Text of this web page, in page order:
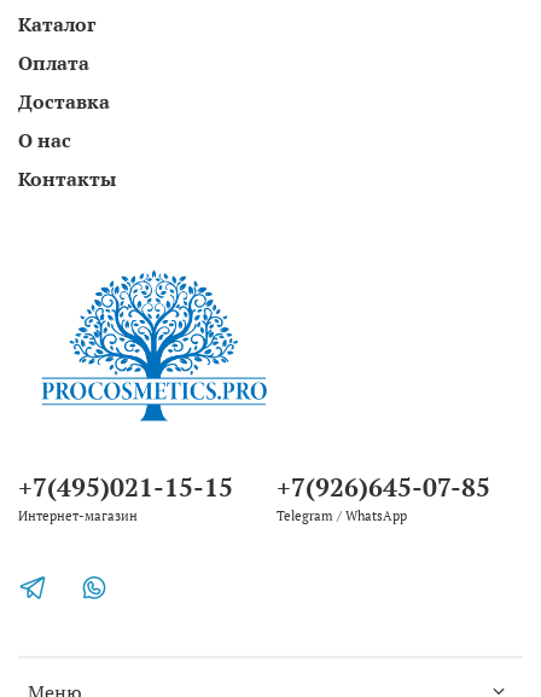
Каталог
Оплата
Доставка
О нас
Контакты
+7(495)021-15-15
Интернет-магазин
+7(926)645-07-85
Telegram / WhatsApp